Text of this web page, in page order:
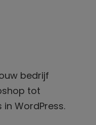
bedrijf
tot
WordPress.